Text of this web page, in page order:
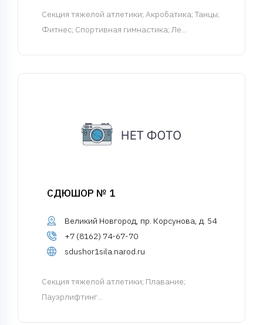
Cекция тяжелой атлетики; Акробатика; Танцы;
Фитнес; Спортивная гимнастика; Ле...
СДЮШОР № 1
Великий Новгород, пр. Корсунова, д. 54
+7 (8162) 74-67-70
sdushor1sila.narod.ru
Cекция тяжелой атлетики; Плавание;
Пауэрлифтинг...